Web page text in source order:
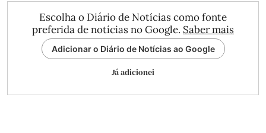
Escolha o Diário de Notícias como fonte
preferida de notícias no Google. Saber mais
Adicionar o Diário de Notícias ao Google
Já adicionei